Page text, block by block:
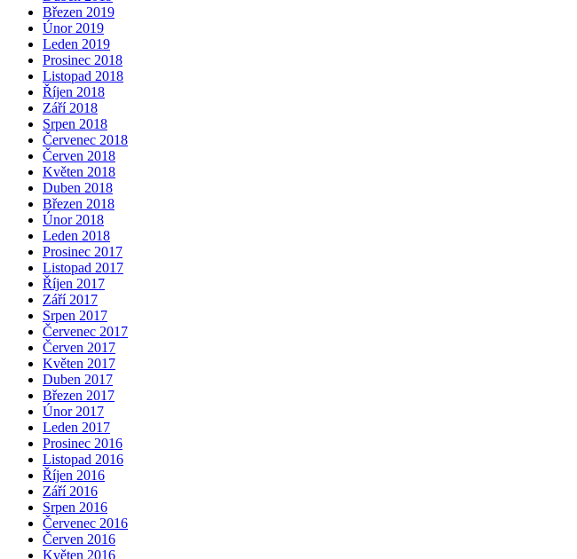
Březen 2019
Únor 2019
Leden 2019
Prosinec 2018
Listopad 2018
Říjen 2018
Září 2018
Srpen 2018
Červenec 2018
Červen 2018
Květen 2018
Duben 2018
Březen 2018
Únor 2018
Leden 2018
Prosinec 2017
Listopad 2017
Říjen 2017
Září 2017
Srpen 2017
Červenec 2017
Červen 2017
Květen 2017
Duben 2017
Březen 2017
Únor 2017
Leden 2017
Prosinec 2016
Listopad 2016
Říjen 2016
Září 2016
Srpen 2016
Červenec 2016
Červen 2016
Květen 2016